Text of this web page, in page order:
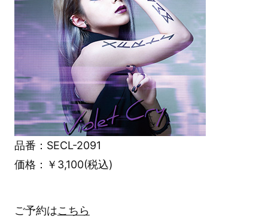
品番：SECL-2091
価格：￥3,100(税込)
ご予約はこちら